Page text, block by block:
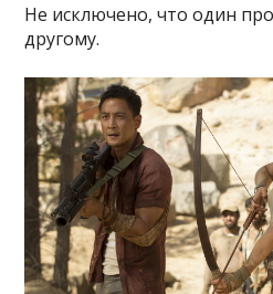
Не исключено, что один
другому.